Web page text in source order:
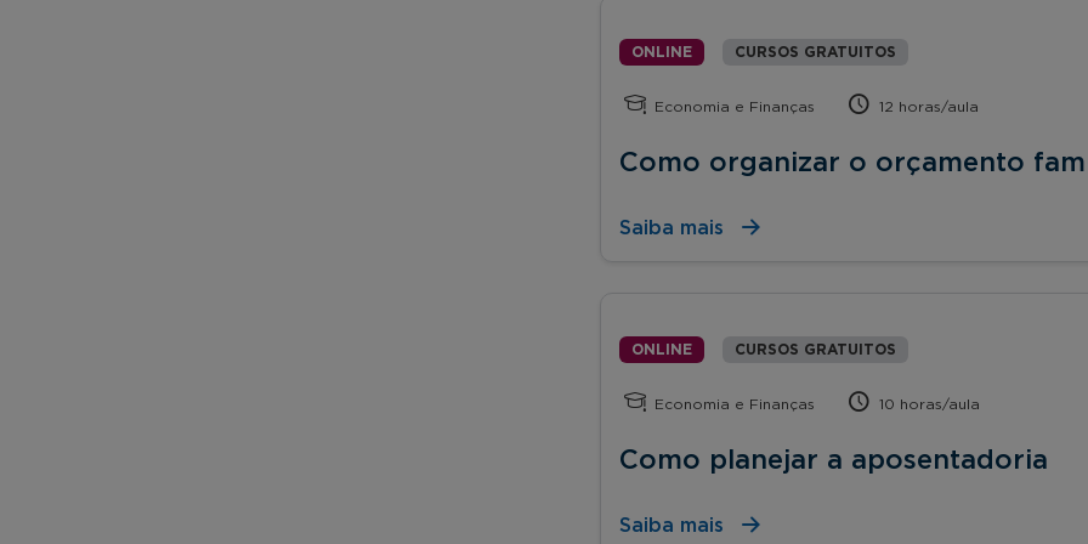
ONLINE CURSOS GRATUITOS
Economia e Finanças 12 horas/aula
Como organizar o orçamento
Saiba mais
ONLINE CURSOS GRATUITOS
Economia e Finanças 10 horas/aula
Como planejar a aposentadoria
Saiba mais